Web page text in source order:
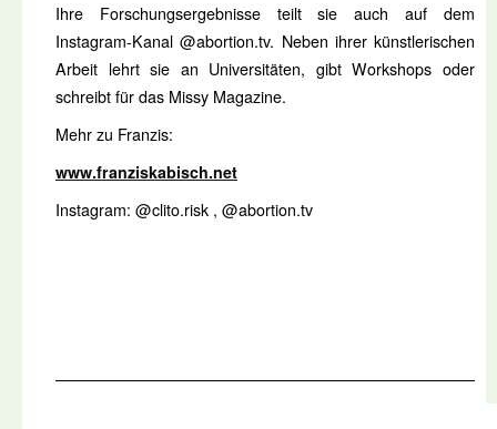
Ihre Forschungsergebnisse teilt sie auch auf dem
Instagram-Kanal @abortion.tv. Neben ihrer künstlerischen
Arbeit lehrt sie an Universitäten, gibt Workshops oder
schreibt für das Missy Magazine.
Mehr zu Franzis:
www.franziskabisch.net
Instagram: @clito.risk , @abortion.tv